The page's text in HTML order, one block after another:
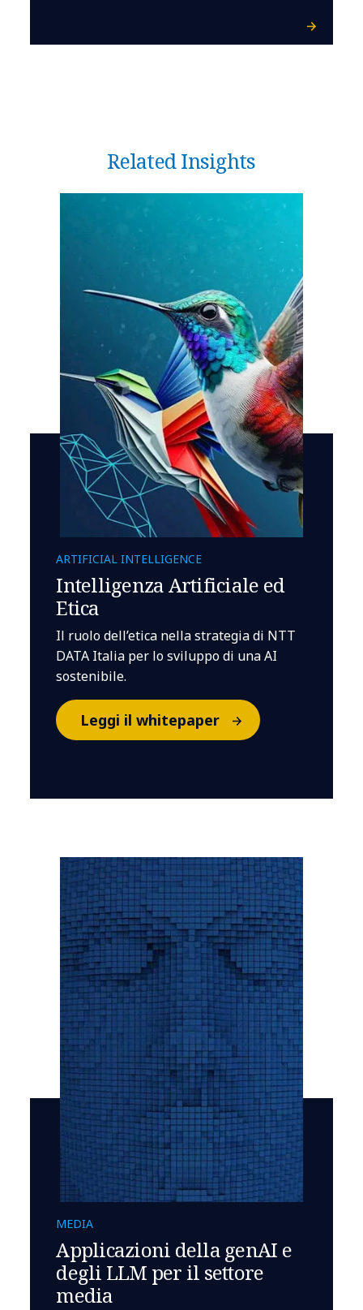
Related Insights
ARTIFICIAL INTELLIGENCE
Intelligenza Artificiale ed
Etica
Il ruolo dell’etica nella strategia di NTT
DATA Italia per lo sviluppo di una AI
sostenibile.
Leggi il whitepaper
MEDIA
Applicazioni della genAI e
degli LLM per il settore
media